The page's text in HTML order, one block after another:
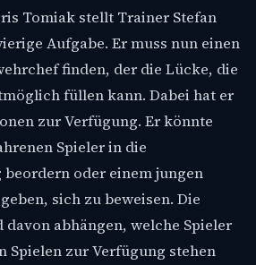
Tomiak stellt Trainer Stefan
Aufgabe. Er muss nun einen
finden, der die Lücke, die
füllen kann. Dabei hat er
zur Verfügung. Er könnte
Spieler in die
oder einem jungen
sich zu beweisen. Die
abhängen, welche Spieler
Spielen zur Verfügung stehen